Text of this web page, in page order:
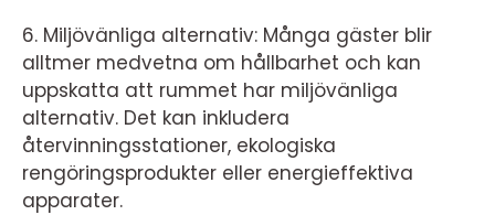
6. Miljövänliga alternativ: Många gäster blir
alltmer medvetna om hållbarhet och kan
uppskatta att rummet har miljövänliga
alternativ. Det kan inkludera
återvinningsstationer, ekologiska
rengöringsprodukter eller energieffektiva
apparater.